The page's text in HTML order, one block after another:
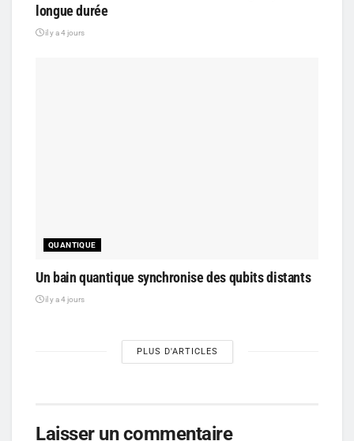
longue durée
il y a 4 jours
QUANTIQUE
Un bain quantique synchronise des qubits distants
il y a 4 jours
PLUS D'ARTICLES
Laisser un commentaire